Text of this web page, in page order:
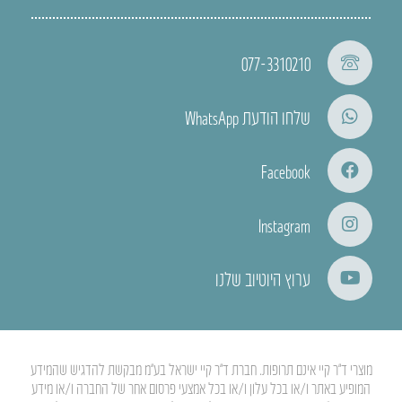
077-3310210
שלחו הודעת WhatsApp
Facebook
Instagram
ערוץ היוטיוב שלנו
מוצרי ד”ר קיי אינם תרופות. חברת ד”ר קיי ישראל בע”מ מבקשת להדגיש שהמידע
המופיע באתר ו/או בכל עלון ו/או בכל אמצעי פרסום אחר של החברה ו/או מידע